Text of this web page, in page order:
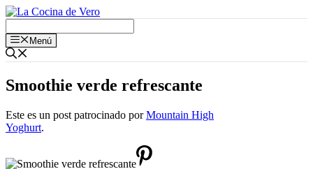
Saltar
al
contenido
Menú
Smoothie verde refrescante
Este es un post patrocinado porMountain High
Yoghurt.